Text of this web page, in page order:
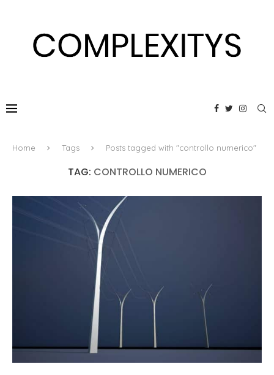
Home Tags Posts tagged with "controllo numerico"
TAG: CONTROLLO NUMERICO